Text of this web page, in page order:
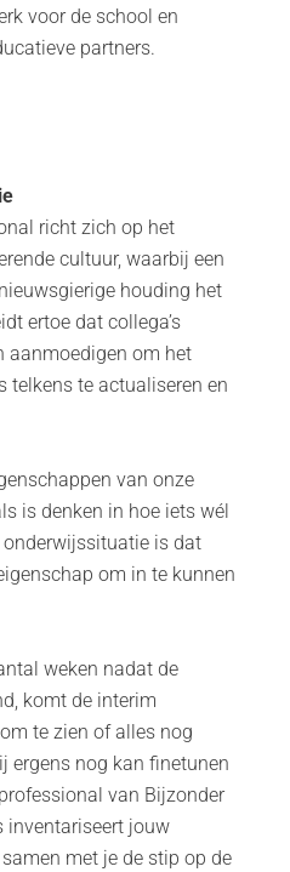
voor de school en
partners.
richt zich op het
cultuur, waarbij een
houding het
ertoe dat collega’s
aanmoedigen om het
telkens te actualiseren en
van onze
is denken in hoe iets wél
is dat
om in te kunnen
weken nadat de
komt de interim
te zien of alles nog
ergens nog kan finetunen
van Bijzonder
inventariseert jouw
met je de stip op de